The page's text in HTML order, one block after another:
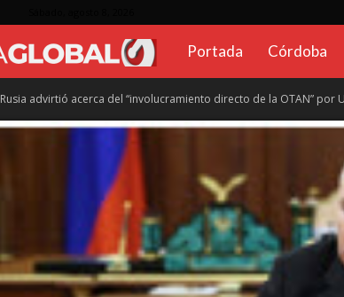
CadenaGlobal.com.ar
Portada Córdoba
Rusia advirtió acerca del “involucramiento directo de la OTAN” por